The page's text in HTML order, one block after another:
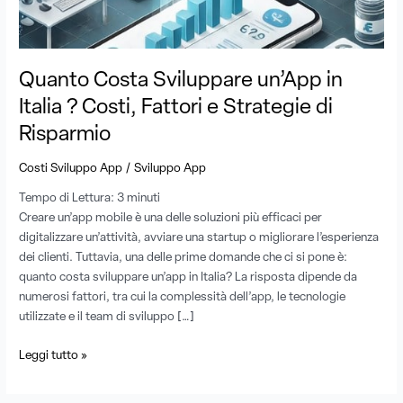
Quanto Costa Sviluppare un’App in
Italia ? Costi, Fattori e Strategie di
Risparmio
Costi Sviluppo App /Sviluppo App
Tempo di Lettura:3 minuti
Creare un’app mobile è una delle soluzioni più efficaci per
digitalizzare un’attività, avviare una startup o migliorare l’esperienza
dei clienti. Tuttavia, una delle prime domande che ci si pone è:
quanto costa sviluppare un’app in Italia? La risposta dipende da
numerosi fattori, tra cui la complessità dell’app, le tecnologie
utilizzate e il team di sviluppo […]
Costi,
Strategie
di
Leggi tutto »